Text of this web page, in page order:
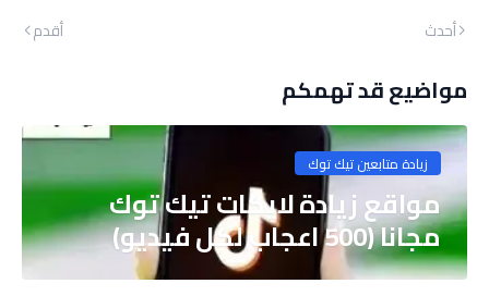
أحدث
أقدم
مواضيع قد تهمكم
زيادة متابعين تيك توك
مواقع زيادة لايكات تيك توك
مجانا (500 اعجاب لكل فيديو)